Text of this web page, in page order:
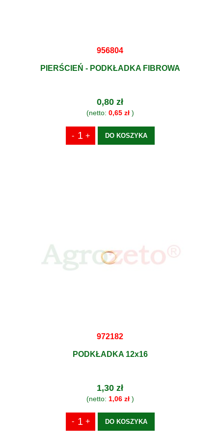
956804
PIERŚCIEŃ - PODKŁADKA FIBROWA
0,80 zł
(netto: 0,65 zł)
DO KOSZYKA
972182
PODKŁADKA 12x16
1,30 zł
(netto: 1,06 zł)
DO KOSZYKA